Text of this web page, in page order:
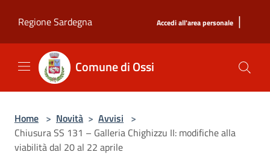
Regione Sardegna
Accedi all'area personale |
Comune di Ossi
Home > Novità > Avvisi >
Chiusura SS 131 – Galleria Chighizzu II: modifiche alla
viabilità dal 20 al 22 aprile